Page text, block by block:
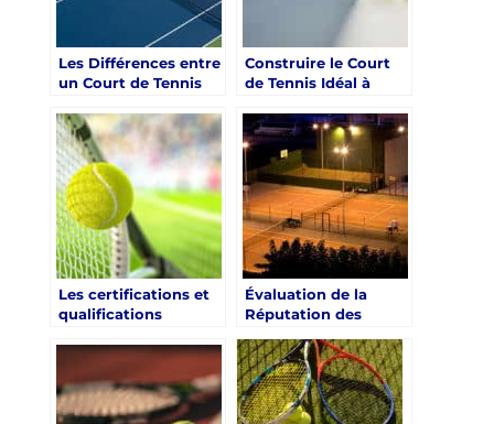
Les Différences entre
un Court de Tennis
en Gazon
Synthétique à Toulon
Construire le Court
de Tennis Idéal à
Les certifications et
qualifications
constructeur de
Toulon dans le Var
Évaluation de la
Réputation des
Courts de Tennis à
Toulon dans le Var
pour les Centres de
Retraite Sportive